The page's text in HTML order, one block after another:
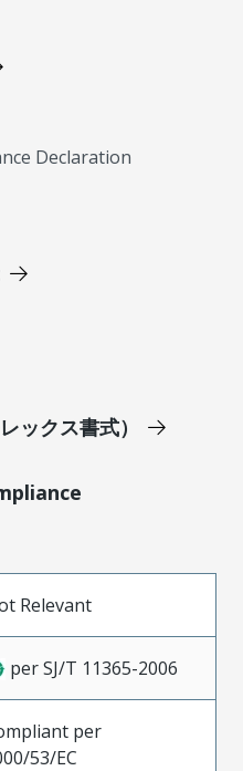
Declaration
ックス書式）
Relevant
per SJ/T 11365-2006
per
53/EC